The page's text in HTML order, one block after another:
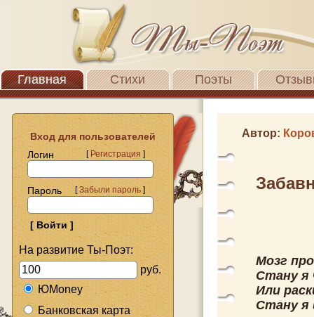
Главная Стихи Поэты
Вход для пользователей
Логин
[Регистрация]
Пароль [Забыли пароль]
На развитие Ты-Поэт:
руб.
ЮMoney
Банковская карта
Автор:
Мозг
Стану я
Или
Стану я